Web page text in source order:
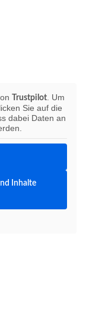
Trustpilot . Um
Sie auf die
dabei Daten an
Inhalte